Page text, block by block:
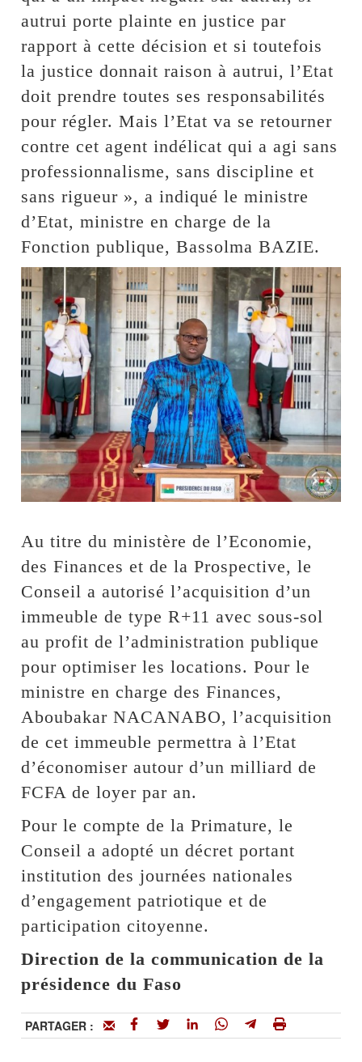
autrui porte plainte en justice par
rapport à cette décision et si toutefois
la justice donnait raison à autrui, l’Etat
doit prendre toutes ses responsabilités
pour régler. Mais l’Etat va se retourner
contre cet agent indélicat qui a agi sans
professionnalisme, sans discipline et
sans rigueur », a indiqué le ministre
d’Etat, ministre en charge de la
Fonction publique, Bassolma BAZIE.
Au titre du ministère de l’Economie,
des Finances et de la Prospective, le
Conseil a autorisé l’acquisition d’un
immeuble de type R+11 avec sous-sol
au profit de l’administration publique
pour optimiser les locations. Pour le
ministre en charge des Finances,
Aboubakar NACANABO, l’acquisition
de cet immeuble permettra à l’Etat
d’économiser autour d’un milliard de
FCFA de loyer par an.
Pour le compte de la Primature, le
Conseil a adopté un décret portant
institution des journées nationales
d’engagement patriotique et de
participation citoyenne.
Direction de la communication de la
présidence du Faso
PARTAGER :